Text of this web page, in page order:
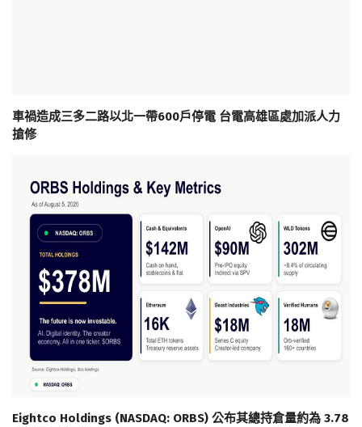
車禍造成三多二路以北一帶600戶停電 台電高雄區處加派人力
搶修
Eightco Holdings (NASDAQ: ORBS) 公布其總持倉量約為 3.78